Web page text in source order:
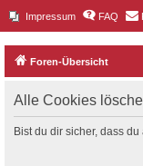
Impressum FAQ
Foren-Übersicht
Alle Cookies
Bist du dir sicher, dass